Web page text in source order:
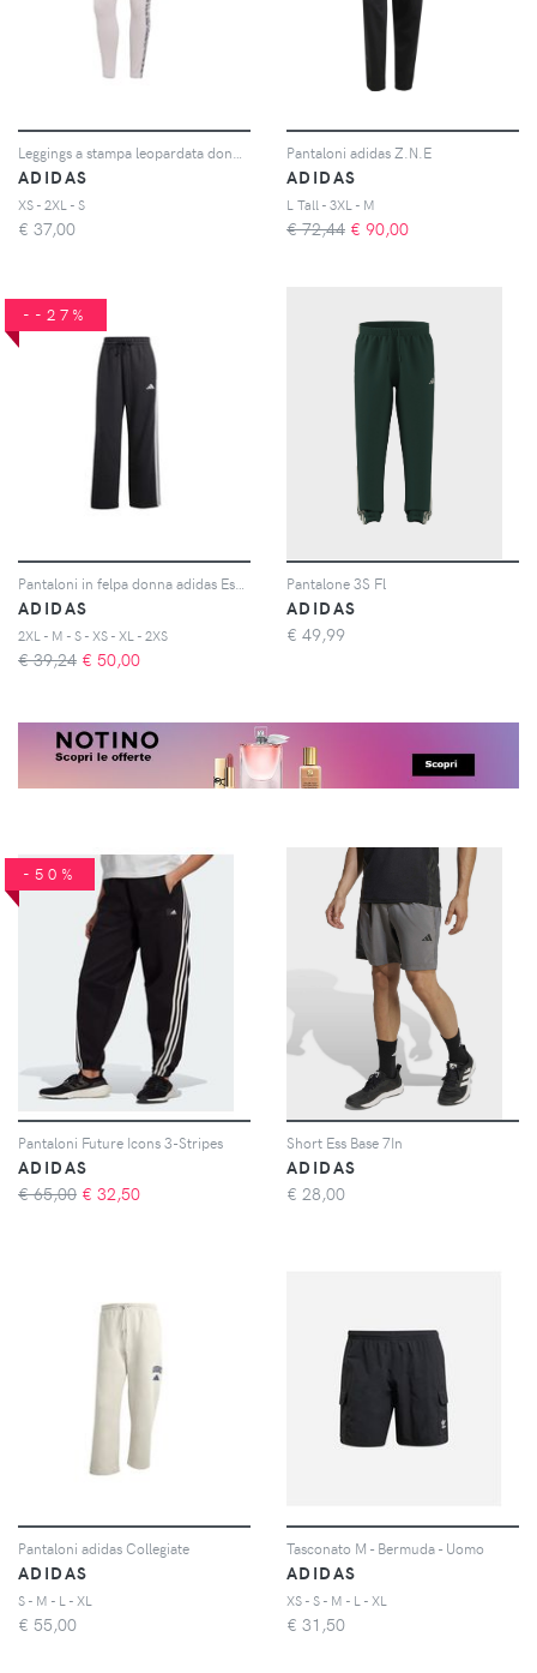
ADIDAS
XS - 2XL - S
€ 37,00
Pantaloni adidas Z.N.E
ADIDAS
L Tall - 3XL - M
€ 72,44 € 90,00
--27%
ADIDAS
2XL - M - S - XS - XL - 2XS
€ 39,24 € 50,00
Pantalone 3S Fl
ADIDAS
€ 49,99
-50%
Pantaloni Future Icons 3-Stripes
ADIDAS
€ 65,00 € 32,50
Short Ess Base 7In
ADIDAS
€ 28,00
Pantaloni adidas Collegiate
ADIDAS
S - M - L - XL
€ 55,00
Tasconato M - Bermuda - Uomo
ADIDAS
XS - S - M - L - XL
€ 31,50